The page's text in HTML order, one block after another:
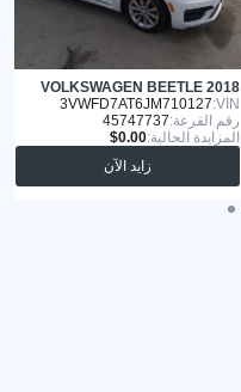
VOLKSWAGEN BEETLE 2018
VIN:
3VWFD7AT6JM710127
رقم القرعة:45747737
المزايدة الحالية:
زايد الآن